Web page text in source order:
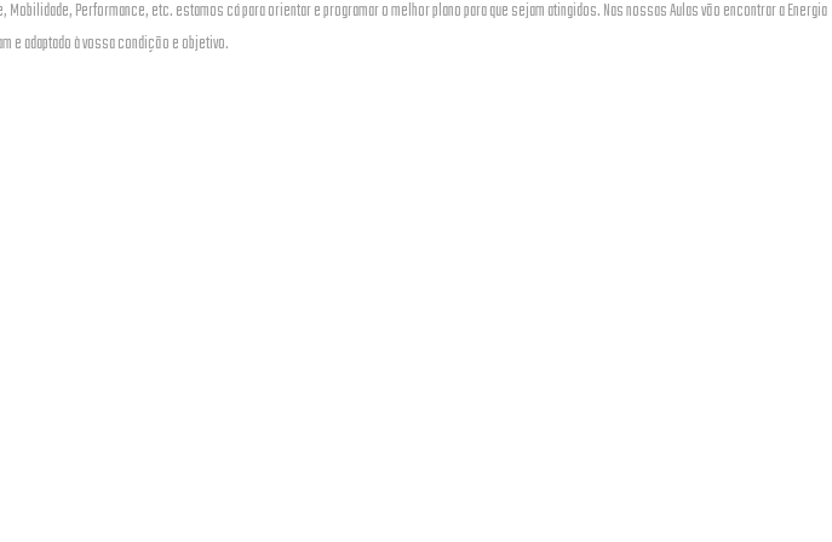
Performance, etc. estamos cá para orientar e programar o melhor plano para que sejam atingidos. Nas nossas Aulas vão encontrar a Energia
e adaptado à vossa condição e objetivo.